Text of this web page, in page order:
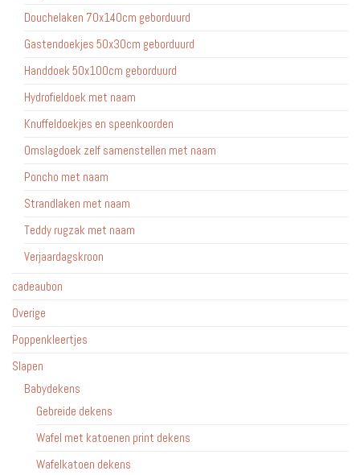
Douchelaken 70x140cm geborduurd
Gastendoekjes 50x30cm geborduurd
Handdoek 50x100cm geborduurd
Hydrofieldoek met naam
Knuffeldoekjes en speenkoorden
Omslagdoek zelf samenstellen met naam
Poncho met naam
Strandlaken met naam
Teddy rugzak met naam
Verjaardagskroon
cadeaubon
Overige
Poppenkleertjes
Slapen
Babydekens
Gebreide dekens
Wafel met katoenen print dekens
Wafelkatoen dekens